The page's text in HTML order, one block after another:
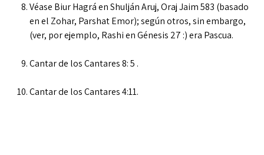
Véase Biur Hagrá en Shulján Aruj, Oraj Jaim 583 (basado
en el Zohar, Parshat Emor); según otros, sin embargo,
(ver, por ejemplo, Rashi en Génesis 27 :) era Pascua.
Cantar de los Cantares 8: 5 .
Cantar de los Cantares 4:11.